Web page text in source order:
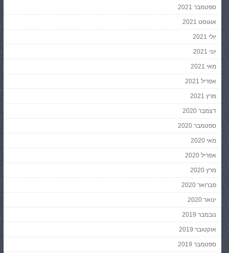
ספטמבר 2021
אוגוסט 2021
יולי 2021
יוני 2021
מאי 2021
אפריל 2021
מרץ 2021
דצמבר 2020
ספטמבר 2020
מאי 2020
אפריל 2020
מרץ 2020
פברואר 2020
ינואר 2020
נובמבר 2019
אוקטובר 2019
ספטמבר 2019